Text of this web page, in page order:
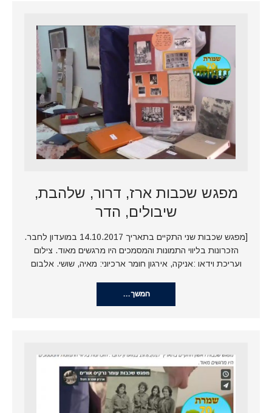
מפגש שכבות ארז, דרור, שלהבת,
שיבולים, הדר
[מפגש שכבות שני התקיים בתאריך 14.10.2017 במועדון לחבר.
הזכרונות בליווי התמונות והמסמכים היו מרגשים מאוד. צילום
ועריכת וידאו :אניקה, אירגון חומר ארכיוני: מאיה, שושי. אלבום
המשך…